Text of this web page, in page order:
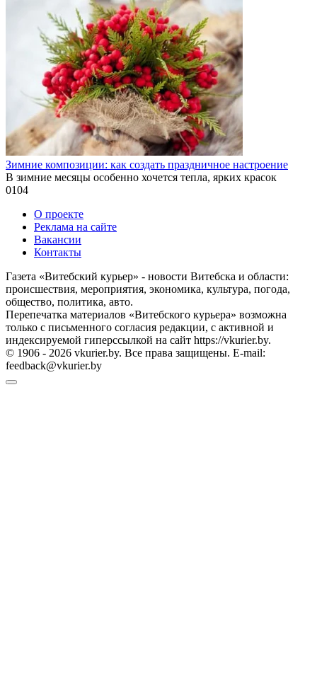
Зимние композиции: как создать праздничное настроение
В зимние месяцы особенно хочется тепла, ярких красок
0104
О проекте
Реклама на сайте
Вакансии
Контакты
Газета «Витебский курьер» - новости Витебска и области:
происшествия, мероприятия, экономика, культура, погода,
общество, политика, авто.
Перепечатка материалов «Витебского курьера» возможна
только с письменного согласия редакции, с активной и
индексируемой гиперссылкой на сайт https://vkurier.by.
© 1906 - 2026 vkurier.by. Все права защищены. E-mail:
feedback@vkurier.by